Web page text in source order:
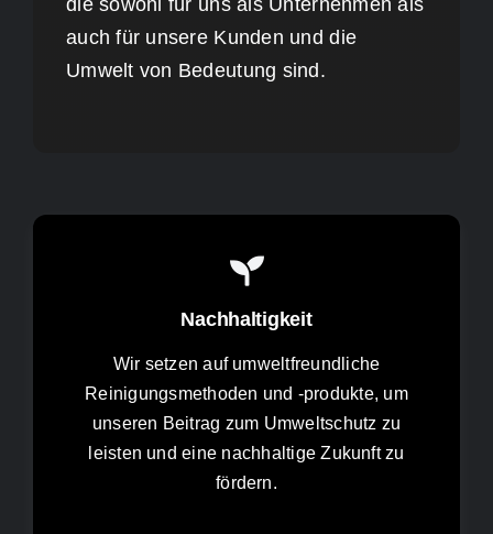
auch für unsere Kunden und die
Umwelt von Bedeutung sind.
Nachhaltigkeit
Wir setzen auf umweltfreundliche
Reinigungsmethoden und -produkte, um
unseren Beitrag zum Umweltschutz zu
leisten und eine nachhaltige Zukunft zu
fördern.